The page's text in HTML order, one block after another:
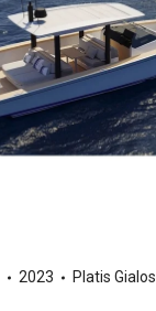
2023 Platis Gialos